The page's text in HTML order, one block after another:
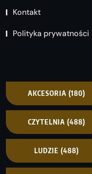
Kontakt
Polityka prywatności
AKCESORIA (180)
CZYTELNIA (488)
LUDZIE (488)